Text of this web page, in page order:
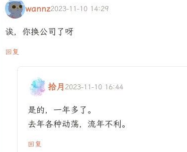
wannz2023-11-10 14:29
诶，你换公司了呀
回复
拾月 2023-11-10 16:44
是的，一年多了。
去年各种动荡，流年不利。
回复